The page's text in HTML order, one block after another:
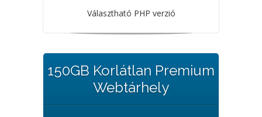
Választható PHP verzió
150GB Korlátlan Premium
Webtárhely